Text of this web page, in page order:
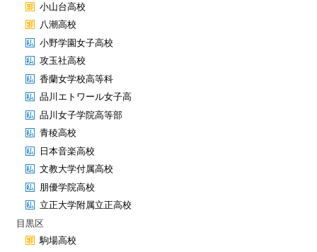
小山台高校
八潮高校
小野学園女子高校
攻玉社高校
香蘭女学校高等科
品川エトワール女子高
品川女子学院高等部
青稜高校
日本音楽高校
文教大学付属高校
朋優学院高校
立正大学附属立正高校
目黒区
駒場高校